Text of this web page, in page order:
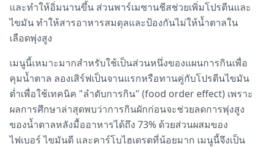
และทำให้อิ่มนานขึ้น ส่วนพาร์เมซานชีสช่วยเพิ่มโปรตีนและ
ไขมัน ทำให้สารอาหารสมดุลและป้องกันไม่ให้น้ำตาลใน
เลือดพุ่งสูง
เมนูนี้เหมาะมากสำหรับใช้เป็นส่วนหนึ่งของแผนการกินเพื่อ
คุมน้ำตาล ลองเสิร์ฟเป็นจานแรกหรือทานคู่กับโปรตีนไขมัน
ต่ำเพื่อใช้เทคนิค "ลำดับการกิน" (food order effect) เพราะ
ผลการศึกษาล่าสุดพบว่าการกินผักก่อนจะช่วยลดการพุ่งสูง
ของน้ำตาลหลังมื้ออาหารได้ถึง 73% ด้วยส่วนผสมของ
ไฟเบอร์ ไขมันดี และคาร์โบไฮเดรตที่น้อยมาก เมนูนี้จึงเป็น